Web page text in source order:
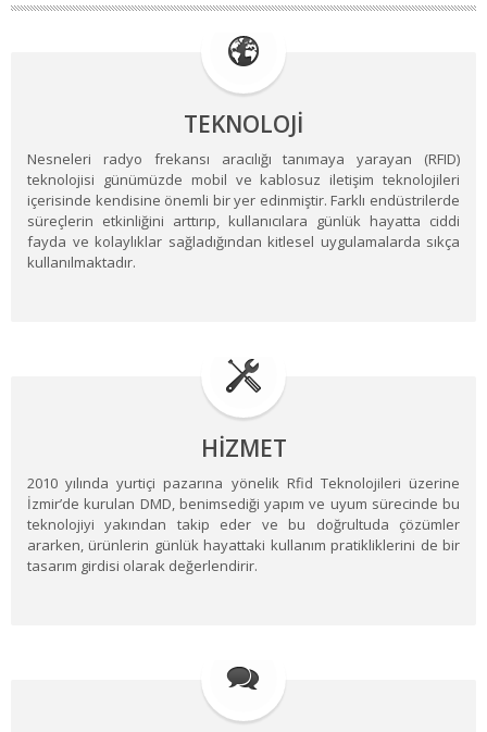
TEKNOLOJİ
Nesneleri radyo frekansı aracılığı tanımaya yarayan (RFID)
teknolojisi günümüzde mobil ve kablosuz iletişim teknolojileri
içerisinde kendisine önemli bir yer edinmiştir. Farklı endüstrilerde
süreçlerin etkinliğini arttırıp, kullanıcılara günlük hayatta ciddi
fayda ve kolaylıklar sağladığından kitlesel uygulamalarda sıkça
kullanılmaktadır.
HİZMET
2010 yılında yurtiçi pazarına yönelik Rfid Teknolojileri üzerine
İzmir’de kurulan DMD, benimsediği yapım ve uyum sürecinde bu
teknolojiyi yakından takip eder ve bu doğrultuda çözümler
ararken, ürünlerin günlük hayattaki kullanım pratikliklerini de bir
tasarım girdisi olarak değerlendirir.